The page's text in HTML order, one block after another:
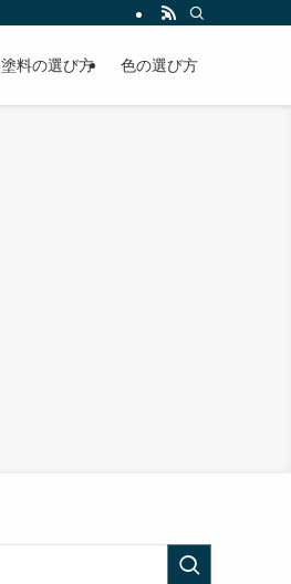
塗料の選び方 色の選び方